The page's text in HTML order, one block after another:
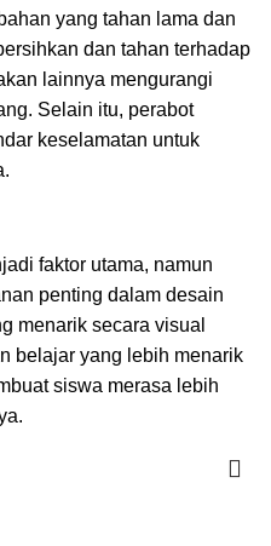
bahan yang tahan lama dan
dan tahan terhadap
lainnya mengurangi
Selain itu, perabot
keselamatan untuk
faktor utama, namun
penting dalam desain
menarik secara visual
belajar yang lebih menarik
siswa merasa lebih